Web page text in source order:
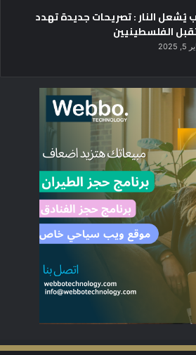
يُشعل النار : تصريحات جديدة تهدد
الفلسطينيين